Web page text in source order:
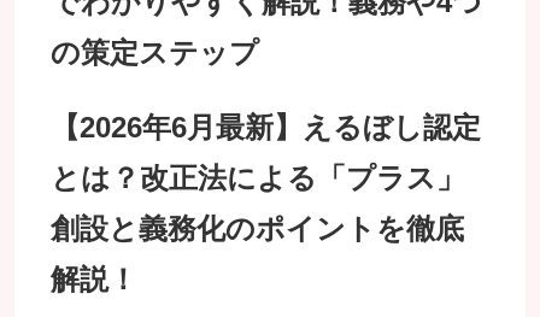
の策定ステップ
【2026年6月最新】えるぼし認定
とは？改正法による「プラス」
創設と義務化のポイントを徹底
解説！